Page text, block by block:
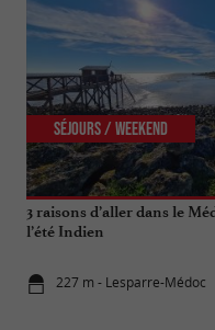
3 raisons d’aller dans le
l’été Indien
227 m - Lesparre-Médoc
Séjours / Weekend